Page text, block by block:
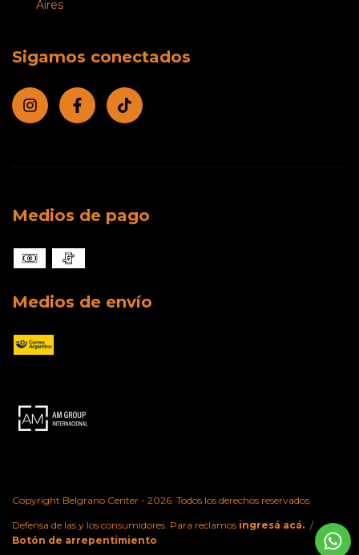
Aires
Sigamos conectados
Medios de pago
Medios de envío
Copyright Belgrano Center - 2026. Todos los derechos reservados.
Defensa de las y los consumidores. Para reclamos ingresá acá. /
Botón de arrepentimiento